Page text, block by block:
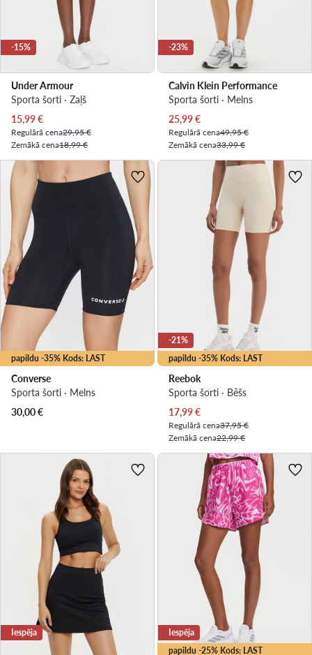
-15%
Under Armour
Sporta šorti · Zaļš
Pašreizējā cena
15,99€
Regulārā cena29,95 €
Zemākā cena18,99 €
-23%
Calvin Klein Performance
Sporta šorti · Melns
Pašreizējā cena
25,99€
Regulārā cena49,95 €
Zemākā cena33,99 €
papildu -35% Kods: LAST
Converse
Sporta šorti · Melns
30,00€
papildu -35% Kods: LAST
-21%
Reebok
Sporta šorti · Bēšs
Pašreizējā cena
17,99€
Regulārā cena37,95 €
Zemākā cena22,99 €
Iespēja
papildu -25% Kods: LAST
Iespēja